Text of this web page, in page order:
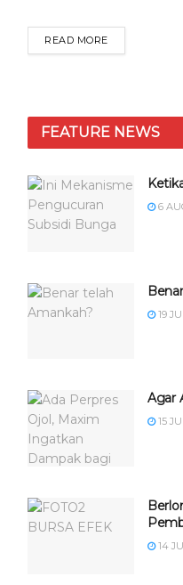
READ MORE
FEATURE NEWS
6
19
Agar
15
14